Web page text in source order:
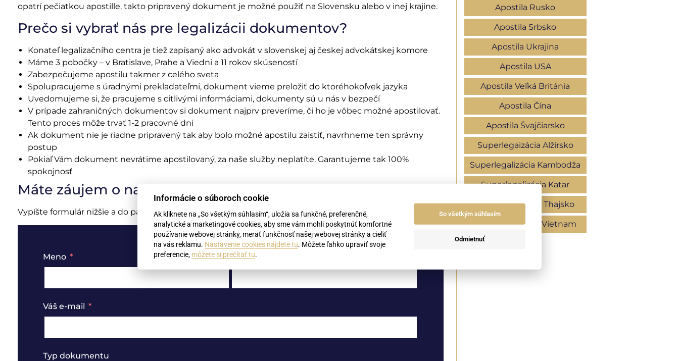
opatrí pečiatkou apostille, takto pripravený dokument je možné použiť na Slovensku alebo v inej krajine.
Prečo si vybrať nás pre legalizácii dokumentov?
Konateľ legalizačního centra je tiež zapísaný ako advokát v slovenskej aj českej advokátskej komore
Máme 3 pobočky – v Bratislave, Prahe a Viedni a 11 rokov skúseností
Zabezpečujeme apostilu takmer z celého sveta
Spolupracujeme s úradnými prekladateľmi, dokument vieme preložiť do ktoréhokoľvek jazyka
Uvedomujeme si, že pracujeme s citlivými informáciami, dokumenty sú u nás v bezpečí
V prípade zahraničných dokumentov si dokument najprv preveríme, či ho je vôbec možné apostilovať.
Tento proces môže trvať 1-2 pracovné dni
Ak dokument nie je riadne pripravený tak aby bolo možné apostilu zaistiť, navrhneme ten správny
postup
Pokiaľ Vám dokument nevrátime apostilovaný, za naše služby neplatíte. Garantujeme tak 100%
spokojnosť
Máte záujem o naše služby?
Vypíšte formulár nižšie a do pár hodín Vám pošleme nezáväznú cenovú ponuku.
Meno Priezvisko
Váš e-mail
Typ dokumentu
Apostila Rusko
Apostila Srbsko
Apostila Ukrajina
Apostila USA
Apostila Veľká Británia
Apostila Čína
Apostila Švajčiarsko
Superlegaizácia Alžírsko
Superlegalizácia Kambodža
Superlegalizácia Katar
Superlegalizácia Thajsko
Superlegalizácia Vietnam
Informácie o súboroch cookie
Ak kliknete na „So všetkým súhlasím“, uložia sa funkčné, preferenčné,
analytické a marketingové cookies, aby sme vám mohli poskytnúť komfortné
používanie webovej stránky, merať funkčnosť našej webovej stránky a cieliť
na vás reklamu. Nastavenie cookies nájdete tu. Môžete ľahko upraviť svoje
preferencie, môžete si prečítať tu.
So všetkým súhlasím
Odmietnuť